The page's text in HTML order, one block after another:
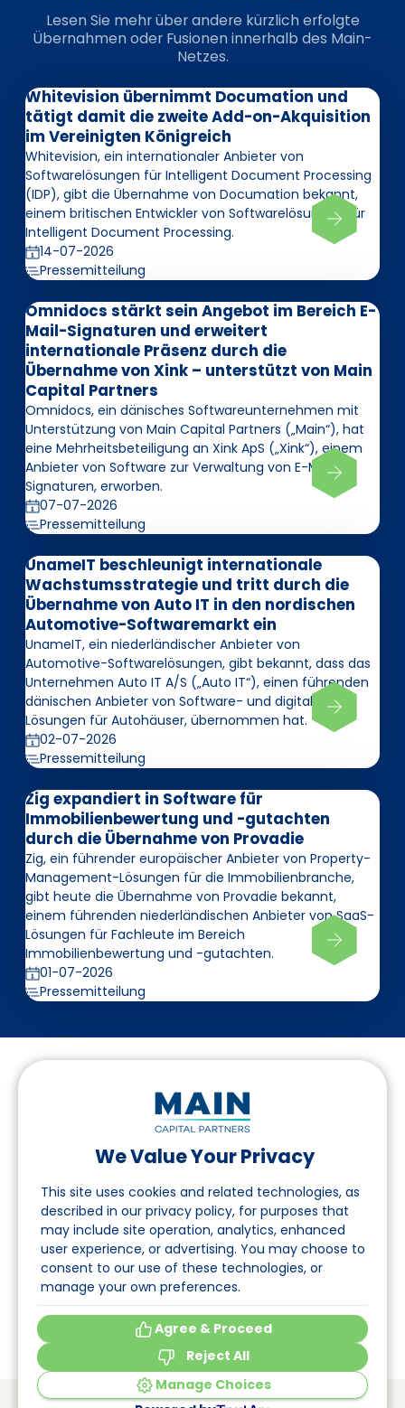
We Value Your Privacy
This site uses cookies and related technologies, as
described in our privacy policy, for purposes that
may include site operation, analytics, enhanced
user experience, or advertising. You may choose to
consent to our use of these technologies, or
manage your own preferences.
Agree & Proceed
Reject All
Manage Choices
Lesen Sie mehr über andere kürzlich erfolgte
Übernahmen oder Fusionen innerhalb des Main-
Netzes.
Whitevision übernimmt Documation und
tätigt damit die zweite Add-on-Akquisition
im Vereinigten Königreich
Whitevision, ein internationaler Anbieter von
Softwarelösungen für Intelligent Document Processing
(IDP), gibt die Übernahme von Documation bekannt,
einem britischen Entwickler von Softwarelösungen für
Intelligent Document Processing.
14-07-2026
Pressemitteilung
Omnidocs stärkt sein Angebot im Bereich E-
Mail-Signaturen und erweitert
internationale Präsenz durch die
Übernahme von Xink – unterstützt von Main
Capital Partners
Omnidocs, ein dänisches Softwareunternehmen mit
Unterstützung von Main Capital Partners („Main“), hat
eine Mehrheitsbeteiligung an Xink ApS („Xink“), einem
Anbieter von Software zur Verwaltung von E-Mail-
Signaturen, erworben.
07-07-2026
Pressemitteilung
UnameIT beschleunigt internationale
Wachstumsstrategie und tritt durch die
Übernahme von Auto IT in den nordischen
Automotive-Softwaremarkt ein
UnameIT, ein niederländischer Anbieter von
Automotive-Softwarelösungen, gibt bekannt, dass das
Unternehmen Auto IT A/S („Auto IT“), einen führenden
dänischen Anbieter von Software- und digitalen
Lösungen für Autohäuser, übernommen hat.
02-07-2026
Pressemitteilung
Zig expandiert in Software für
Immobilienbewertung und -gutachten
durch die Übernahme von Provadie
Zig, ein führender europäischer Anbieter von Property-
Management-Lösungen für die Immobilienbranche,
gibt heute die Übernahme von Provadie bekannt,
einem führenden niederländischen Anbieter von SaaS-
Lösungen für Fachleute im Bereich
Immobilienbewertung und -gutachten.
01-07-2026
Pressemitteilung
Folgen Sie uns auf LinkedIn
Seite
Über uns
Veranstaltungen
© Main Capital PartnersVAT: 809621344B01